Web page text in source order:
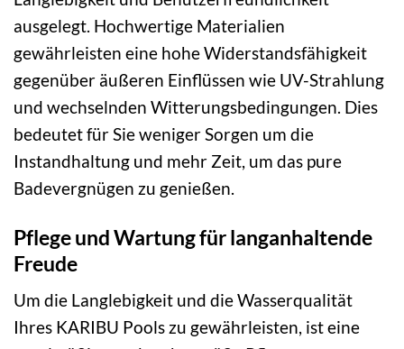
ausgelegt. Hochwertige Materialien
gewährleisten eine hohe Widerstandsfähigkeit
gegenüber äußeren Einflüssen wie UV-Strahlung
und wechselnden Witterungsbedingungen. Dies
bedeutet für Sie weniger Sorgen um die
Instandhaltung und mehr Zeit, um das pure
Badevergnügen zu genießen.
Pflege und Wartung für langanhaltende
Freude
Um die Langlebigkeit und die Wasserqualität
Ihres KARIBU Pools zu gewährleisten, ist eine